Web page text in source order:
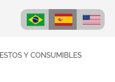
Y CONSUMIBLES